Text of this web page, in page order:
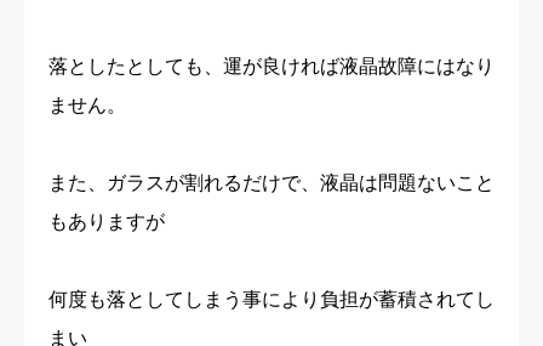
落としたとしても、運が良ければ液晶故障にはなり
ません。
また、ガラスが割れるだけで、液晶は問題ないこと
もありますが
何度も落としてしまう事により負担が蓄積されてし
まい